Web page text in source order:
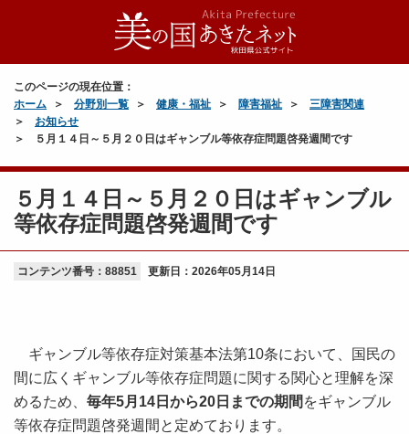
このページの現在位置：
ホーム
分野別一覧 健康・福祉 障害福祉
三障害関連
お知らせ
５月１４日～５月２０日はギャンブル等依存症問題啓発週間です
５月１４日～５月２０日はギャンブル
等依存症問題啓発週間です
コンテンツ番号：88851 更新日： 2026年05月14日
ギャンブル等依存症対策基本法第10条において、国民の
間に広くギャンブル等依存症問題に関する関心と理解を深
めるため、 毎年5月14日から20日までの期間 をギャンブル
等依存症問題啓発週間と定めております。